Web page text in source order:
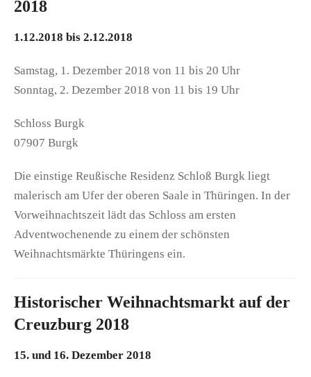
2018
1.12.2018 bis 2.12.2018
Samstag, 1. Dezember 2018 von 11 bis 20 Uhr
Sonntag, 2. Dezember 2018 von 11 bis 19 Uhr
Schloss Burgk
07907 Burgk
Die einstige Reußische Residenz Schloß Burgk liegt
malerisch am Ufer der oberen Saale in Thüringen. In der
Vorweihnachtszeit lädt das Schloss am ersten
Adventwochenende zu einem der schönsten
Weihnachtsmärkte Thüringens ein.
Historischer Weihnachtsmarkt auf der
Creuzburg 2018
15. und 16. Dezember 2018